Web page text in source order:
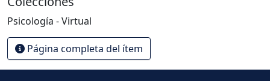
Psicología - Virtual
Página completa del ítem